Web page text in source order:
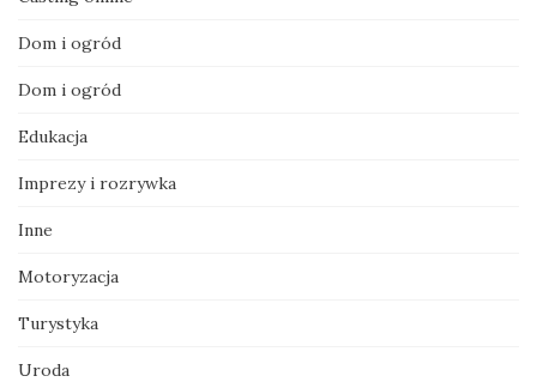
Dom i ogród
Dom i ogród
Edukacja
Imprezy i rozrywka
Inne
Motoryzacja
Turystyka
Uroda